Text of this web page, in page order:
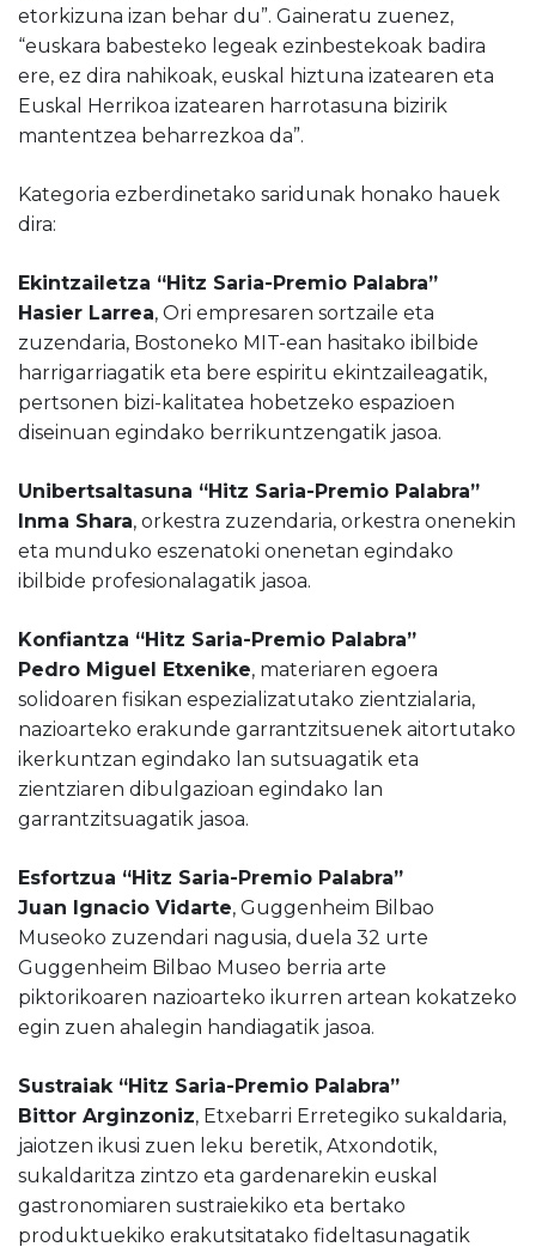
etorkizuna izan behar du”. Gaineratu zuenez,
“euskara babesteko legeak ezinbestekoak badira
ere, ez dira nahikoak, euskal hiztuna izatearen eta
Euskal Herrikoa izatearen harrotasuna bizirik
mantentzea beharrezkoa da”.
Kategoria ezberdinetako saridunak honako hauek
dira:
Ekintzailetza “Hitz Saria-Premio Palabra”
Hasier Larrea, Ori empresaren sortzaile eta
zuzendaria, Bostoneko MIT-ean hasitako ibilbide
harrigarriagatik eta bere espiritu ekintzaileagatik,
pertsonen bizi-kalitatea hobetzeko espazioen
diseinuan egindako berrikuntzengatik jasoa.
Unibertsaltasuna “Hitz Saria-Premio Palabra”
Inma Shara, orkestra zuzendaria, orkestra onenekin
eta munduko eszenatoki onenetan egindako
ibilbide profesionalagatik jasoa.
Konfiantza “Hitz Saria-Premio Palabra”
Pedro Miguel Etxenike, materiaren egoera
solidoaren fisikan espezializatutako zientzialaria,
nazioarteko erakunde garrantzitsuenek aitortutako
ikerkuntzan egindako lan sutsuagatik eta
zientziaren dibulgazioan egindako lan
garrantzitsuagatik jasoa.
Esfortzua “Hitz Saria-Premio Palabra”
Juan Ignacio Vidarte, Guggenheim Bilbao
Museoko zuzendari nagusia, duela 32 urte
Guggenheim Bilbao Museo berria arte
piktorikoaren nazioarteko ikurren artean kokatzeko
egin zuen ahalegin handiagatik jasoa.
Sustraiak “Hitz Saria-Premio Palabra”
Bittor Arginzoniz, Etxebarri Erretegiko sukaldaria,
jaiotzen ikusi zuen leku beretik, Atxondotik,
sukaldaritza zintzo eta gardenarekin euskal
gastronomiaren sustraiekiko eta bertako
produktuekiko erakutsitatako fideltasunagatik